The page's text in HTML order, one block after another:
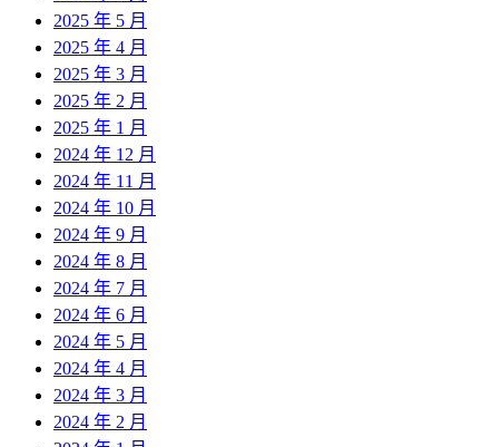
2025 年 5 月
2025 年 4 月
2025 年 3 月
2025 年 2 月
2025 年 1 月
2024 年 12 月
2024 年 11 月
2024 年 10 月
2024 年 9 月
2024 年 8 月
2024 年 7 月
2024 年 6 月
2024 年 5 月
2024 年 4 月
2024 年 3 月
2024 年 2 月